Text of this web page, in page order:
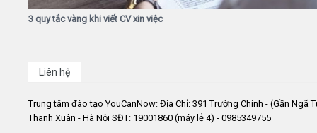
3 quy tắc vàng khi viết CV xin việc
Liên hệ
Trung tâm đào tạo YouCanNow: Địa Chỉ: 391 Trường Chinh - (Gần Ngã
Thanh Xuân - Hà Nội SĐT: 19001860 (máy lẻ 4) - 0985349755